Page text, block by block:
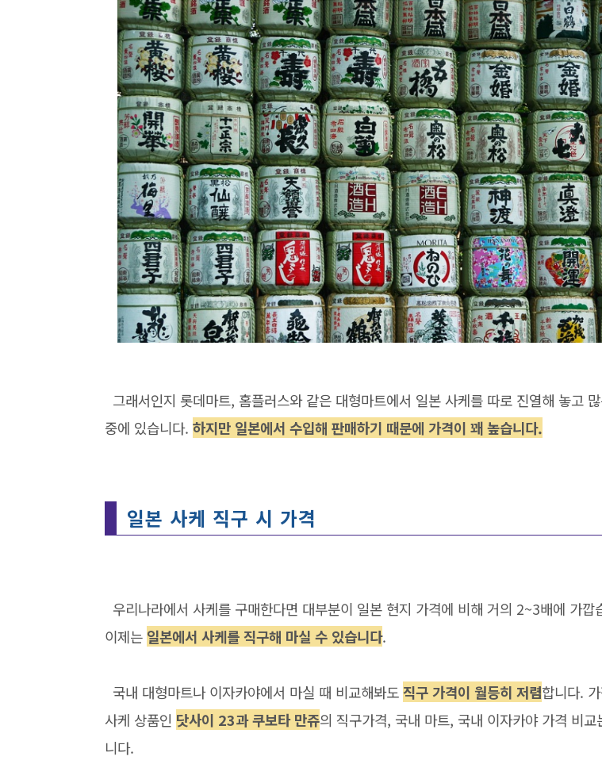
그래서인지 롯데마트, 홈플러스와 같은 대형마트에서 일본 사케를 따로 진열해 놓고
중에 있습니다. 하지만 일본에서 수입해 판매하기 때문에 가격이 꽤 높습니다.
일본 사케 직구 시 가격
우리나라에서 사케를 구매한다면 대부분이 일본 현지 가격에 비해 거의 2~3배에 가깝
이제는 일본에서 사케를 직구해 마실 수 있습니다.
국내 대형마트나 이자카야에서 마실 때 비교해봐도 직구 가격이 월등히 저렴합니다.
사케 상품인 닷사이 23과 쿠보타 만쥬의 직구가격, 국내 마트, 국내 이자카야 가격 비교
니다.